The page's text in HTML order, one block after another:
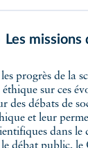
Les
éthique sur ces
des débats de
et leur
dans